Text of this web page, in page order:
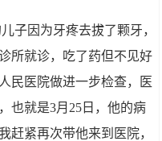
子因为牙疼去拔了颗牙，
所就诊，吃了药但不见好
民医院做进一步检查，医
也就是3月25日，他的病
赶紧再次带他来到医院，